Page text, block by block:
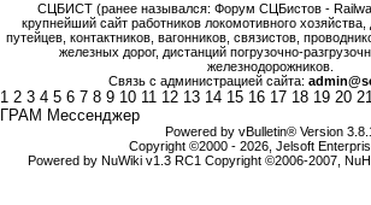
СЦБИСТ (ранее назывался: Форум СЦБистов -
крупнейший сайт работников локомотивного хозяйства,
путейцев, контактников, вагонников, связистов,
железных дорог, дистанций погрузочно-
железнодорожников.
Связь с администрацией сайта:
1 2 3 4 5 6 7 8 9 10 11 12 13 14 15 16 17 18 19 20
ГРАМ Мессенджер
Powered by vBulletin® Version
Copyright ©2000 - 2026, Jelsoft
Powered by NuWiki v1.3 RC1 Copyright ©2006-2007,